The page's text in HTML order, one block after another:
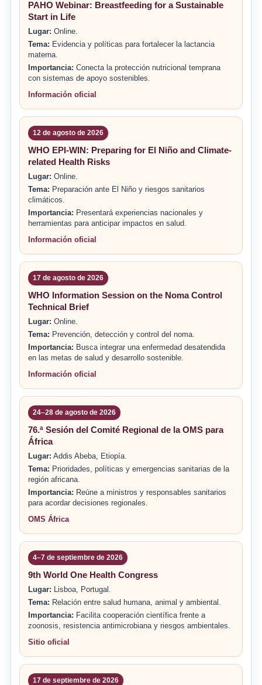
PAHO Webinar: Breastfeeding for a Sustainable
Start in Life
Lugar: Online.
Tema: Evidencia y políticas para fortalecer la lactancia
materna.
Importancia: Conecta la protección nutricional temprana
con sistemas de apoyo sostenibles.
Información oficial
12 de agosto de 2026
WHO EPI-WIN: Preparing for El Niño and Climate-
related Health Risks
Lugar: Online.
Tema: Preparación ante El Niño y riesgos sanitarios
climáticos.
Importancia: Presentará experiencias nacionales y
herramientas para anticipar impactos en salud.
Información oficial
17 de agosto de 2026
WHO Information Session on the Noma Control
Technical Brief
Lugar: Online.
Tema: Prevención, detección y control del noma.
Importancia: Busca integrar una enfermedad desatendida
en las metas de salud y desarrollo sostenible.
Información oficial
24–28 de agosto de 2026
76.ª Sesión del Comité Regional de la OMS para
África
Lugar: Addis Abeba, Etiopía.
Tema: Prioridades, políticas y emergencias sanitarias de la
región africana.
Importancia: Reúne a ministros y responsables sanitarios
para acordar decisiones regionales.
OMS África
4–7 de septiembre de 2026
9th World One Health Congress
Lugar: Lisboa, Portugal.
Tema: Relación entre salud humana, animal y ambiental.
Importancia: Facilita cooperación científica frente a
zoonosis, resistencia antimicrobiana y riesgos ambientales.
Sitio oficial
17 de septiembre de 2026